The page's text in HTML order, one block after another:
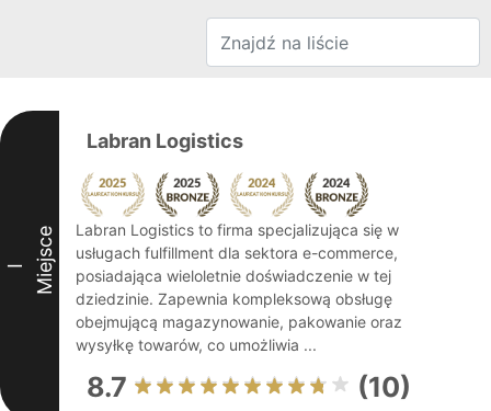
I Miejsce
Labran Logistics
Labran Logistics to firma specjalizująca się w
usługach fulfillment dla sektora e-commerce,
posiadająca wieloletnie doświadczenie w tej
dziedzinie. Zapewnia kompleksową obsługę
obejmującą magazynowanie, pakowanie oraz
wysyłkę towarów, co umożliwia ...
8.7 (10)